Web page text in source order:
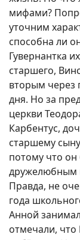
мифами?
уточним
способна ли
Гувернантка
старшего,
вторым через
дня. Но за
церкви
Карбентус,
старшему
потому что
дружелюбным
Правда, не
года
Анной
отмечали,